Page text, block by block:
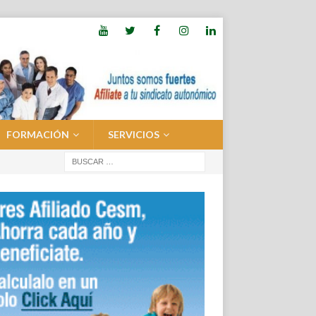
FORMACIÓN SERVICIOS